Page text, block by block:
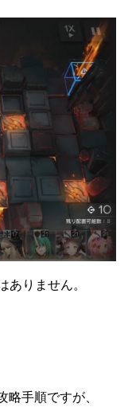
ありません。
略手順ですが、